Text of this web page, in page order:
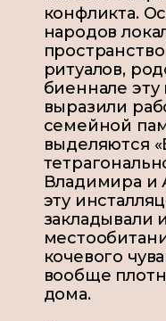
конфликта.
народов
ритуалов,
биеннале
выразили
семейной
выделяются
Владимира и
эту
закладывали
кочевого
вообще
дома.